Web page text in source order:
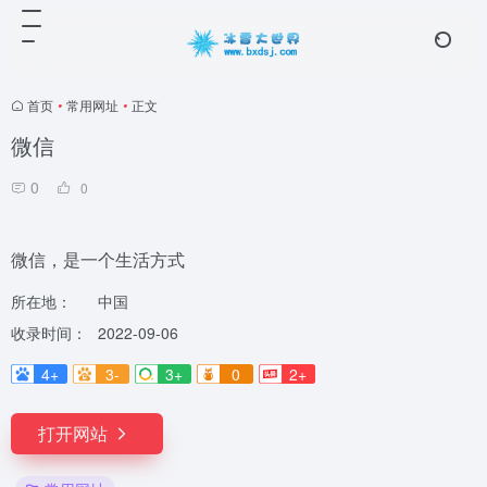
首页 • 常用网址 • 正文
微信
0 0
微信，是一个生活方式
所在地：
中国
收录时间：
2022-09-06
4+
3- 3+ 0 2+
打开网站